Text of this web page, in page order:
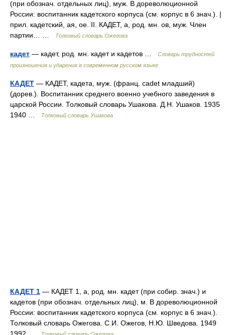
(при обознач. отдельных лиц), муж. В дореволюционной
России: воспитанник кадетского корпуса (см. корпус в 6 знач.). |
прил. кадетский, ая, ое. II. КАДЕТ, а, род. мн. ов, муж. Член
партии… …
Толковый словарь Ожегова
кадет — кадет, род. мн. кадет и кадетов …
Словарь трудностей
произношения и ударения в современном русском языке
КАДЕТ — КАДЕТ, кадета, муж. (франц. cadet младший)
(дорев.). Воспитанник среднего военно учебного заведения в
царской России. Толковый словарь Ушакова. Д.Н. Ушаков. 1935
1940 …
Толковый словарь Ушакова
КАДЕТ 1 — КАДЕТ 1, а, род. мн. кадет (при собир. знач.) и
кадетов (при обознач. отдельных лиц), м. В дореволюционной
России: воспитанник кадетского корпуса (см. корпус в 6 знач.).
Толковый словарь Ожегова. С.И. Ожегов, Н.Ю. Шведова. 1949